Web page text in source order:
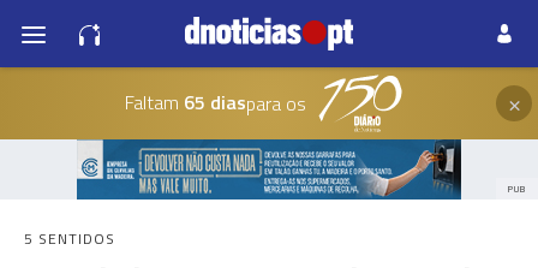
Faltam 65 diaspara os ×
PUB
5 SENTIDOS